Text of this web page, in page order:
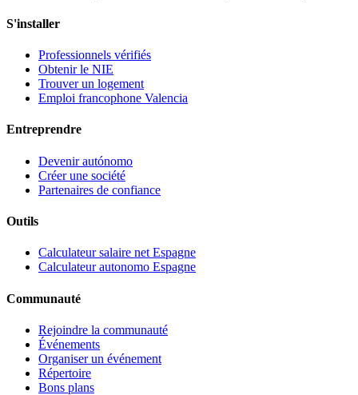
S'installer
Professionnels vérifiés
Obtenir le NIE
Trouver un logement
Emploi francophone Valencia
Entreprendre
Devenir autónomo
Créer une société
Partenaires de confiance
Outils
Calculateur salaire net Espagne
Calculateur autonomo Espagne
Communauté
Rejoindre la communauté
Événements
Organiser un événement
Répertoire
Bons plans